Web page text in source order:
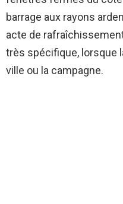
barrage aux rayons
acte de
très spécifique, lorsque
ville ou la campagne.